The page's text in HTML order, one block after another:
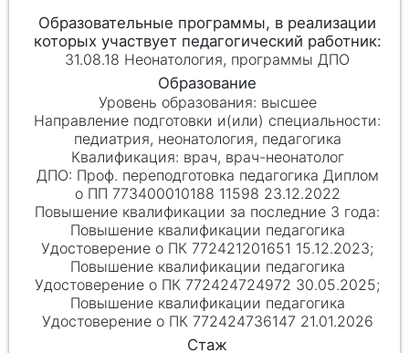
31.08.18 Неонатология, программы ДПО
высшее
педиатрия, неонатология, педагогика
врач, врач-неонатолог
Проф. переподготовка педагогика Диплом
о ПП 773400010188 11598 23.12.2022
Повышение квалификации педагогика
Удостоверение о ПК 772421201651 15.12.2023;
Повышение квалификации педагогика
Удостоверение о ПК 772424724972 30.05.2025;
Повышение квалификации педагогика
Удостоверение о ПК 772424736147 21.01.2026